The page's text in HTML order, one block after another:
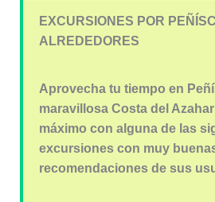
EXCURSIONES POR
ALREDEDORES
Aprovecha tu tiempo en
maravillosa Costa del
máximo con alguna de las
excursiones con muy
recomendaciones de sus